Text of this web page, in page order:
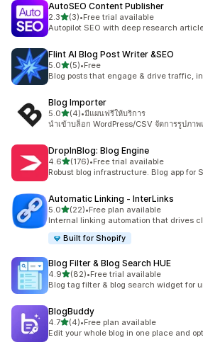
AutoSEO Content Publisher
2.3เต็ม 5 ดาว
(3)
ทั้งหมด 3 รีวิว
•Free trial available
Autopilot SEO with deep research
Flint AI Blog Post Writer &SEO
5.0เต็ม 5 ดาว
(5)
ทั้งหมด 5 รีวิว
•Free
Blog posts that engage & drive traffic,
Blog Importer
5.0เต็ม 5 ดาว
(4)
ทั้งหมด 4 รีวิว
•มีแผนฟรีให้บริการ
นำเข้าบล็อก WordPress/CSV จัดการรูปภา
DropInBlog: Blog Engine
4.6เต็ม 5 ดาว
(176)
ทั้งหมด 176 รีวิว
•Free trial available
Robust blog infrastructure. Blog app for
Automatic Linking ‑ InterLinks
5.0เต็ม 5 ดาว
(22)
ทั้งหมด 22 รีวิว
•Free plan available
Internal linking automation that drives
Built for Shopify
Blog Filter & Blog Search HUE
4.9เต็ม 5 ดาว
(82)
ทั้งหมด 82 รีวิว
•Free trial available
Blog tag filter & blog search widget for
BlogBuddy
4.7เต็ม 5 ดาว
(4)
ทั้งหมด 4 รีวิว
•Free plan available
Edit your whole blog in one place and